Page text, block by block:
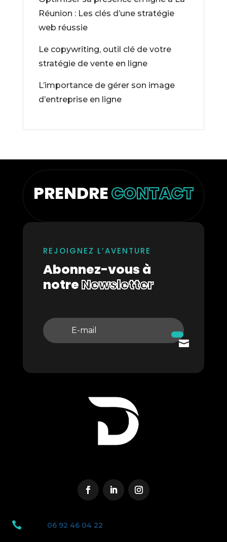
Réunion : Les clés d’une stratégie
web réussie
Le copywriting, outil clé de votre
stratégie de vente en ligne
L’importance de gérer son image
d’entreprise en ligne
PRENDRECONTACT
REJOIGNEZ L’AVENTURE
Abonnez-vous à
notreNewsletter
 06 92 46 04 22